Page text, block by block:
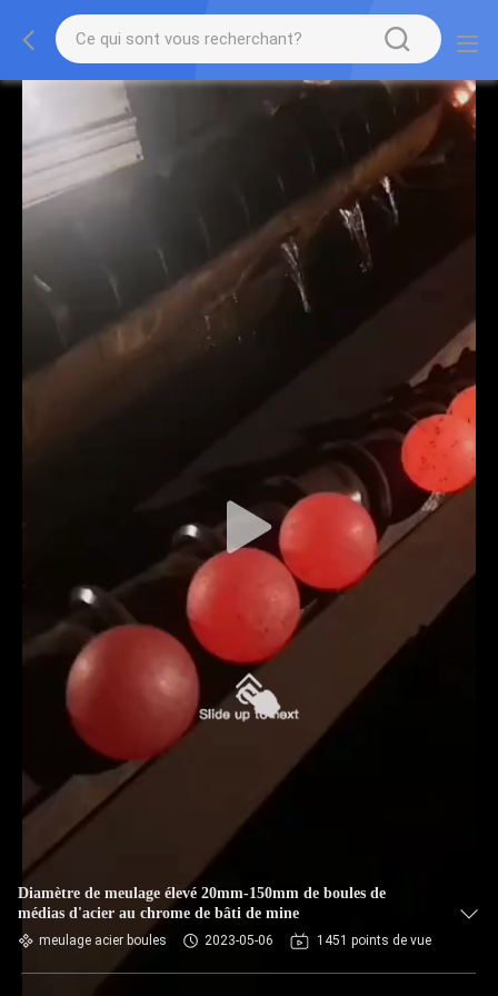
Diamètre de meulage élevé 20mm-150mm de boules de
médias d'acier au chrome de bâti de mine
meulage acier boules 2023-05-06 1451 points de vue